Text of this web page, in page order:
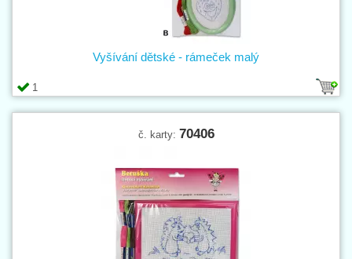
1
Vyšívání dětské - rámeček malý
č. karty: 70406